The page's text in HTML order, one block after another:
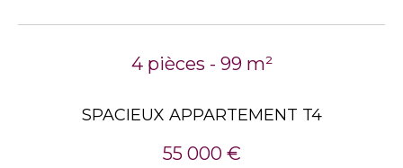
4 pièces - 99 m²
SPACIEUX APPARTEMENT T4
55 000 €